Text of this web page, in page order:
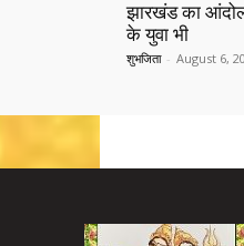
झारखंड का
के युवा भी
शुभजिता - August 6,